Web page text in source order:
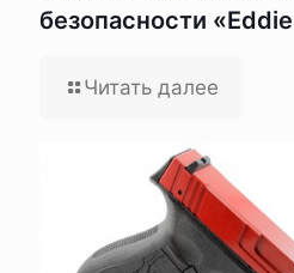
безопасности
Читать далее